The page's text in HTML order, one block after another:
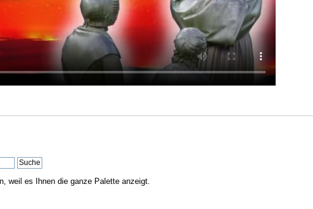
weil es Ihnen die ganze Palette anzeigt.